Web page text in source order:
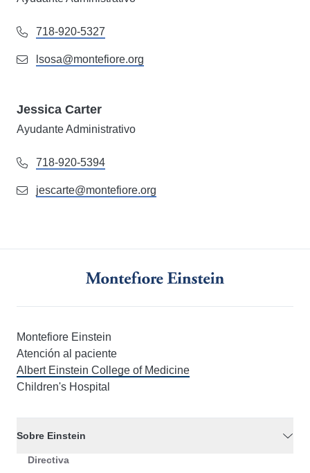
718-920-5327
lsosa@montefiore.org
Jessica Carter
Ayudante Administrativo
718-920-5394
jescarte@montefiore.org
Montefiore Einstein
Atención al paciente
Albert Einstein College of Medicine
Children's Hospital
Sobre Einstein
Directiva